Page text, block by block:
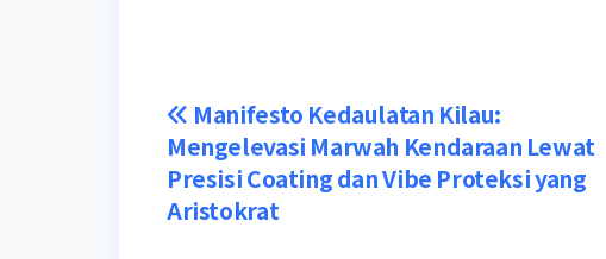
Post
navigation
Manifesto Kedaulatan Kilau:
Mengelevasi Marwah Kendaraan Lewat
Presisi Coating dan Vibe Proteksi yang
Aristokrat